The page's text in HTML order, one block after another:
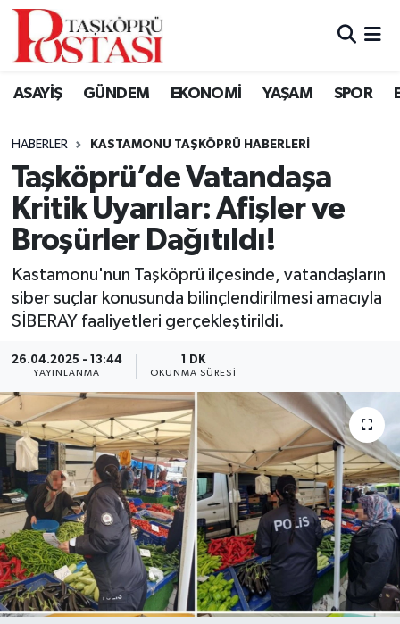
ASAYİŞ GÜNDEM EKONOMİ YAŞAM SPOR
HABERLER KASTAMONU TAŞKÖPRÜ HABERLERI
Taşköprü’de Vatandaşa
Kritik Uyarılar: Afişler ve
Broşürler Dağıtıldı!
Kastamonu'nun Taşköprü ilçesinde, vatandaşların
siber suçlar konusunda bilinçlendirilmesi amacıyla
SİBERAY faaliyetleri gerçekleştirildi.
26.04.2025 - 13:44
YAYINLANMA
1 DK
OKUNMA SÜRESI
Kastamonu Vefat Edenler
Araç Haberleri
Azdavay Haberleri
Bozkurt Haberleri
Daday Haberleri
Devrekani Haberleri
Doğanyurt Haberleri
Hanönü Haberleri
İhsangazi Haberleri